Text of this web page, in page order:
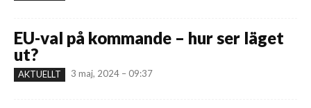
EU-val på kommande – hur ser läget
ut?
AKTUELLT 3 maj, 2024 – 09:37